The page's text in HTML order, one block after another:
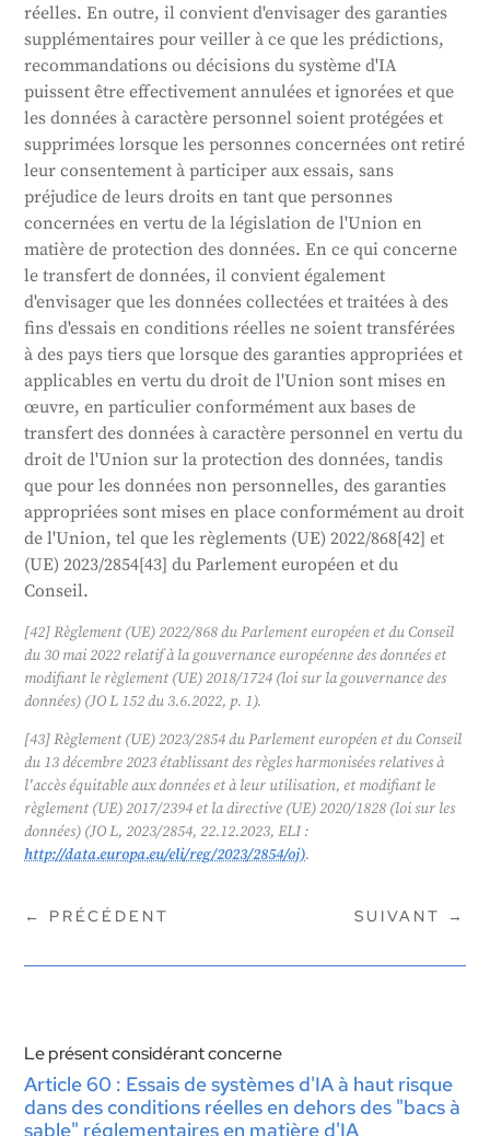
réelles. En outre, il convient d'envisager des garanties
supplémentaires pour veiller à ce que les prédictions,
recommandations ou décisions du système d'IA
puissent être effectivement annulées et ignorées et que
les données à caractère personnel soient protégées et
supprimées lorsque les personnes concernées ont retiré
leur consentement à participer aux essais, sans
préjudice de leurs droits en tant que personnes
concernées en vertu de la législation de l'Union en
matière de protection des données. En ce qui concerne
le transfert de données, il convient également
d'envisager que les données collectées et traitées à des
fins d'essais en conditions réelles ne soient transférées
à des pays tiers que lorsque des garanties appropriées et
applicables en vertu du droit de l'Union sont mises en
œuvre, en particulier conformément aux bases de
transfert des données à caractère personnel en vertu du
droit de l'Union sur la protection des données, tandis
que pour les données non personnelles, des garanties
appropriées sont mises en place conformément au droit
de l'Union, tel que les règlements (UE) 2022/868[42] et
(UE) 2023/2854[43] du Parlement européen et du
Conseil.
[42] Règlement (UE) 2022/868 du Parlement européen et du Conseil
du 30 mai 2022 relatif à la gouvernance européenne des données et
modifiant le règlement (UE) 2018/1724 (loi sur la gouvernance des
données) (JO L 152 du 3.6.2022, p. 1).
[43] Règlement (UE) 2023/2854 du Parlement européen et du Conseil
du 13 décembre 2023 établissant des règles harmonisées relatives à
l'accès équitable aux données et à leur utilisation, et modifiant le
règlement (UE) 2017/2394 et la directive (UE) 2020/1828 (loi sur les
données) (JO L, 2023/2854, 22.12.2023, ELI :
http://data.europa.eu/eli/reg/2023/2854/oj).
← PRÉCÉDENT SUIVANT →
Le présent considérant concerne
Article 60 : Essais de systèmes d'IA à haut risque
dans des conditions réelles en dehors des "bacs à
sable" réglementaires en matière d'IA